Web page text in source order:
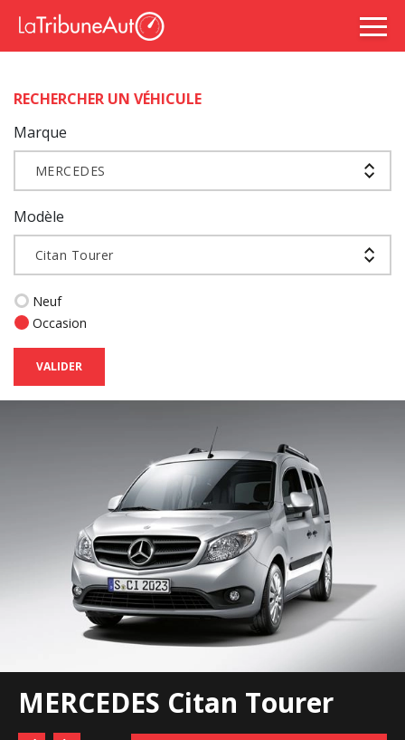
RECHERCHER UN VÉHICULE
Marque
MERCEDES
Modèle
Citan Tourer
Neuf
Occasion
VALIDER
MERCEDES Citan Tourer